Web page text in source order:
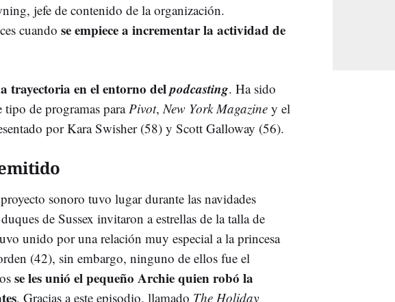
jefe de contenido de la organización.
cuando se empiece a incrementar la actividad de
trayectoria en el entorno delpodcasting. Ha sido
de programas paraPivot, New York Magazine y el
por Kara Swisher (58) y Scott Galloway (56).
sonoro tuvo lugar durante las navidades
de Sussex invitaron a estrellas de la talla de
unido por una relación muy especial a la princesa
(42), sin embargo, ninguno de ellos fue el
se les unió el pequeño Archie quien robó la
. Gracias a este episodio, llamado The Holiday